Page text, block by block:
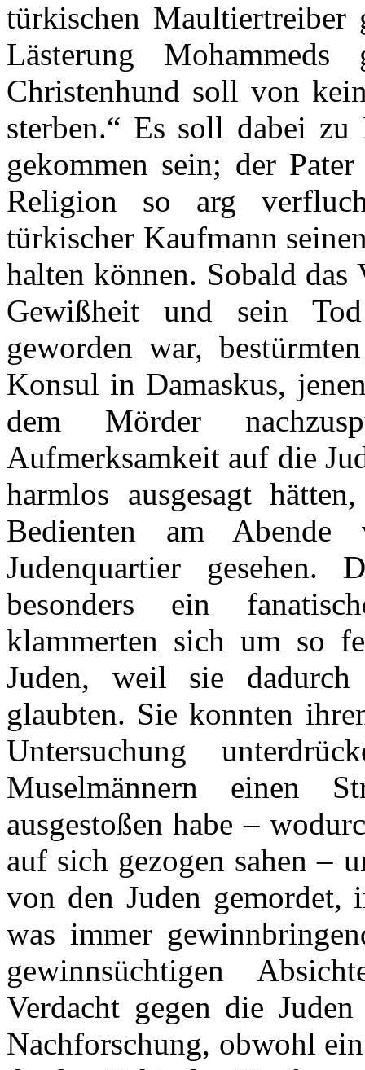
türkischen Maultiertreiber
Lästerung
Christenhund soll von
sterben.“ Es soll dabei
gekommen sein; der
Religion so arg
türkischer Kaufmann
halten können. Sobald das
Gewißheit und sein
geworden war,
Konsul in Damaskus,
dem Mörder
Aufmerksamkeit auf die
harmlos ausgesagt
Bedienten am Abende
Judenquartier
besonders ein
klammerten sich um so
Juden, weil sie dadurch
glaubten. Sie konnten
Untersuchung
Muselmännern einen
ausgestoßen habe –
auf sich gezogen sahen –
von den Juden gemordet,
was immer
gewinnsüchtigen
Verdacht gegen die
Nachforschung, obwohl